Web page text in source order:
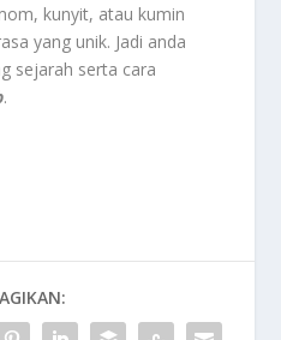
kunyit, atau kumin
yang unik. Jadi anda
sejarah serta cara
.